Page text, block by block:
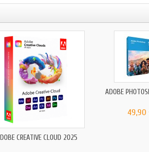
CREATIVE CLOUD 2025
ADOBE
49,90